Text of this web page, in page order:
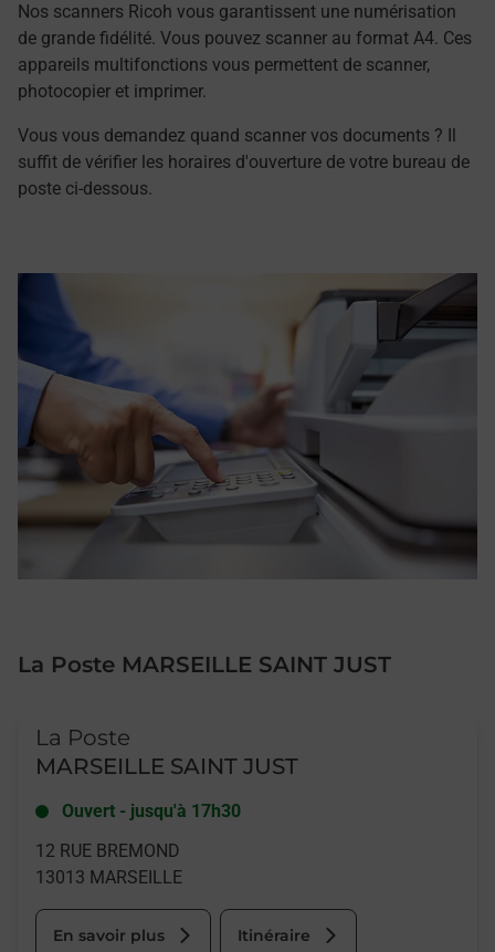
Nos scanners Ricoh vous garantissent une numérisation
de grande fidélité. Vous pouvez scanner au format A4. Ces
appareils multifonctions vous permettent de scanner,
photocopier et imprimer.
Vous vous demandez quand scanner vos documents ? Il
suffit de vérifier les horaires d'ouverture de votre bureau de
poste ci-dessous.
La Poste MARSEILLE SAINT JUST
La Poste
MARSEILLE SAINT JUST
Ouvert - jusqu'à 17h30
12 RUE BREMOND
13013 MARSEILLE
En savoir plus Itinéraire